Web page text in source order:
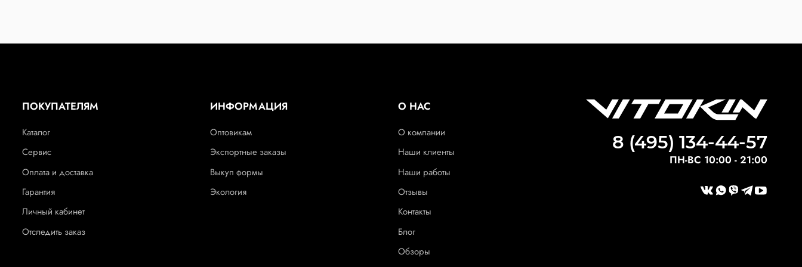
ПОКУПАТЕЛЯМ
Каталог
Сервис
Оплата и доставка
Гарантия
Личный кабинет
Отследить заказ
ИНФОРМАЦИЯ
Оптовикам
Экспортные заказы
Выкуп формы
Экология
О НАС
О компании
Наши клиенты
Наши работы
Отзывы
Контакты
Блог
Обзоры
8 (495) 134-44-57
ПН-ВС 10:00 - 21:00